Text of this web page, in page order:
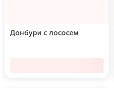
Донбури с лососем